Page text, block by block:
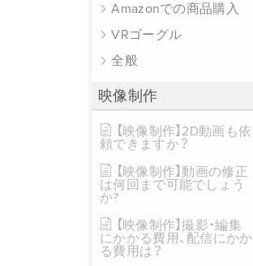
Amazonでの商品購入
VRゴーグル
全般
映像制作
【映像制作】2D動画も依
頼できますか？
【映像制作】動画の修正
は何回まで可能でしょう
か?
【映像制作】撮影・編集
にかかる費用、配信にかか
る費用は？